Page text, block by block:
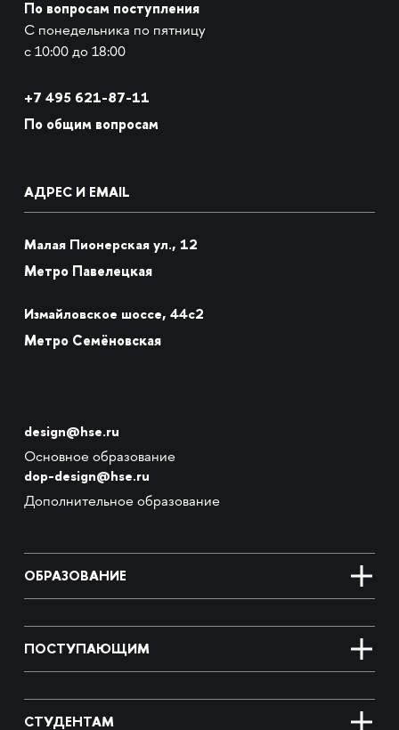
По вопросам поступления
С понедельника по пятницу
с 10:00 до 18:00
+7 495 621-87-11
По общим вопросам
АДРЕС И EMAIL
Малая Пионерская ул., 12
Метро Павелецкая
Измайловское шоссе, 44с2
Метро Семёновская
design@hse.ru
Основное образование
dop-design@hse.ru
Дополнительное образование
ОБРАЗОВАНИЕ
ПОСТУПАЮЩИМ
СТУДЕНТАМ